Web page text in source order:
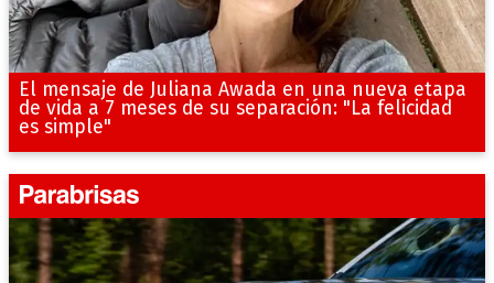
El mensaje de Juliana Awada en una nueva etapa
de vida a 7 meses de su separación: "La felicidad
es simple"